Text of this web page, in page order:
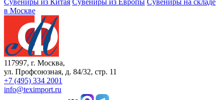
Сувениры из Китая Сувениры из Европы Сувениры на складе
в Москве
117997, г. Москва,
ул. Профсоюзная, д. 84/32, стр. 11
+7 (495) 334 2001
info@teximport.ru